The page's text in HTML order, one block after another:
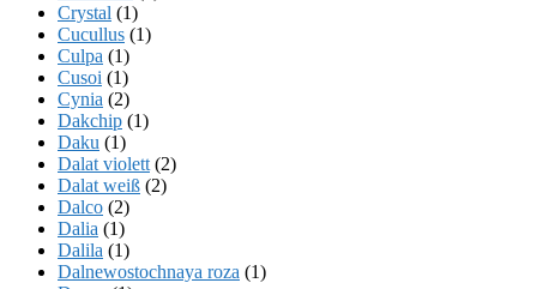
Crystal (1)
Cucullus (1)
Culpa (1)
Cusoi (1)
Cynia (2)
Dakchip (1)
Daku (1)
Dalat violett (2)
Dalat weiß (2)
Dalco (2)
Dalia (1)
Dalila (1)
Dalnewostochnaya roza (1)